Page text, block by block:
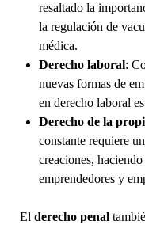
resaltado la
la regulación de
médica.
Derecho laboral:
nuevas formas de
en derecho laboral
Derecho de la
constante requiere
creaciones,
emprendedores y
El derecho penal